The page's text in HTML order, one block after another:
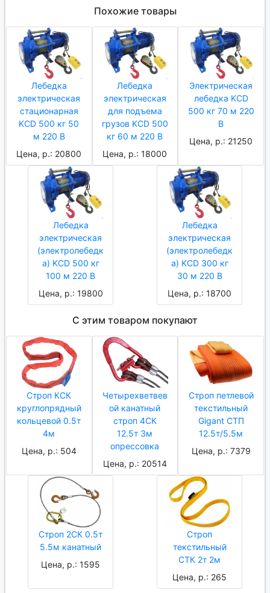
Похожие товары
Лебедка
электрическая
стационарная
KCD 500 кг 50
м 220 В
Цена, р.: 20800
Лебедка
электрическая
для подъема
грузов KCD 500
кг 60 м 220 В
Цена, р.: 18000
Электрическая
лебедка KCD
500 кг 70 м 220
В
Цена, р.: 21250
Лебедка
электрическая
(электролебедк
а) KCD 500 кг
100 м 220 В
Цена, р.: 19800
Лебедка
электрическая
(электролебедк
а) KCD 300 кг
30 м 220 В
Цена, р.: 18700
С этим товаром покупают
Строп КСК
круглопрядный
кольцевой 0.5т
4м
Цена, р.: 504
Четырехветвев
ой канатный
строп 4СК
12.5т 3м
опрессовка
Цена, р.: 20514
Строп петлевой
текстильный
Gigant СТП
12.5т/5.5м
Цена, р.: 7379
Строп 2СК 0.5т
5.5м канатный
Цена, р.: 1595
Строп
текстильный
СТК 2т 2м
Цена, р.: 265